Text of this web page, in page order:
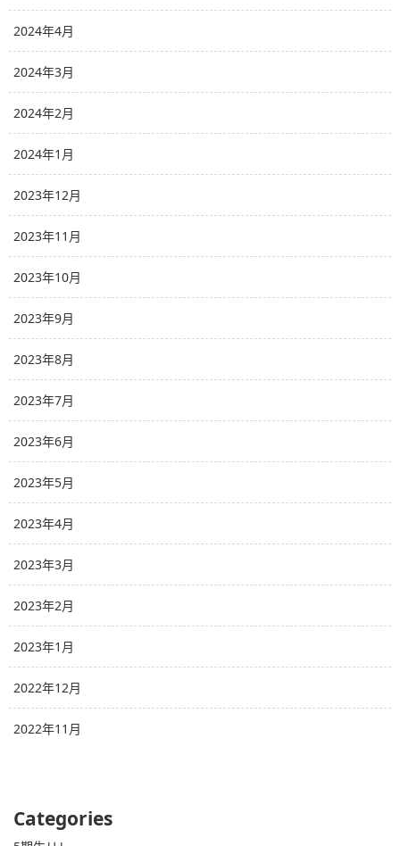
2024年4月
2024年3月
2024年2月
2024年1月
2023年12月
2023年11月
2023年10月
2023年9月
2023年8月
2023年7月
2023年6月
2023年5月
2023年4月
2023年3月
2023年2月
2023年1月
2022年12月
2022年11月
Categories